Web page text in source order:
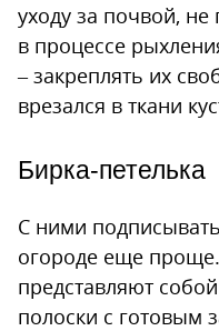
уходу за почвой,
в процессе
– закреплять их
врезался в ткани
Бирка-петелька
С ними
огороде еще
представляют
полоски с готовым